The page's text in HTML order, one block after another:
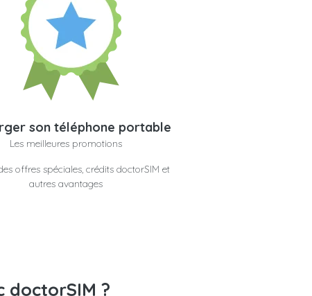
son téléphone portable
Les meilleures promotions
offres spéciales, crédits doctorSIM et
autres avantages
doctorSIM ?